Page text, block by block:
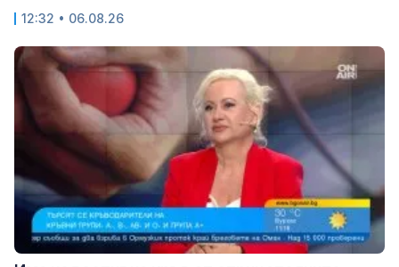
12:32 • 06.08.26